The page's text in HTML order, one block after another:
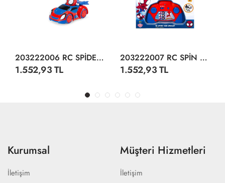
203222006 RC SPİDEY WEB-CRAWLER 1 50
1.552,93 TL
203222007 RC SPİN TECHNO-RACER 1 50
1.552,93 TL
Kurumsal
İletişim
Müşteri Hizmetleri
İletişim